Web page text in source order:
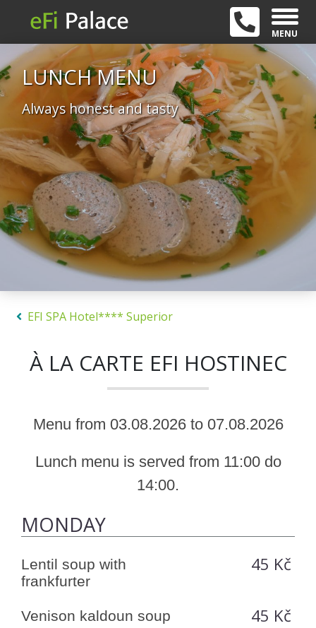
MENU
LUNCH MENU
Always honest and tasty
EFI SPA Hotel**** Superior
À LA CARTE EFI HOSTINEC
Menu from 03.08.2026 to 07.08.2026
Lunch menu is served from 11:00 do
14:00.
MONDAY
Lentil soup with
frankfurter
45 Kč
Venison kaldoun soup 45 Kč